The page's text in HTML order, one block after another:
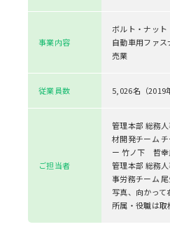
事業内容
ボルト・ナット
自動車用ファ
売業
従業員数 5,026名（2019
ご担当者
管理本部 総務
材開発チーム
ー 竹ノ下 哲幸
管理本部 総務
事労務チーム
写真、向かって
所属・役職は取